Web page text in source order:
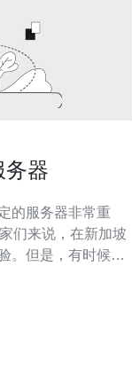
务器
的服务器非常重
们来说，在新加坡
。但是，有时候需